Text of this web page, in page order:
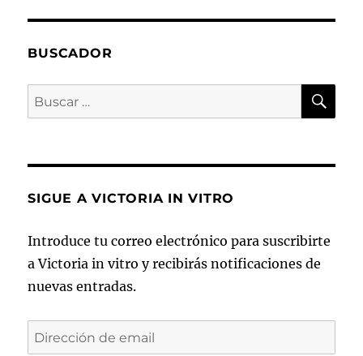
del
Poliquístico.
BUSCADOR
Buscar
por:
SIGUE A VICTORIA IN VITRO
Introduce tu correo electrónico para suscribirte
a Victoria in vitro y recibirás notificaciones de
nuevas entradas.
Dirección